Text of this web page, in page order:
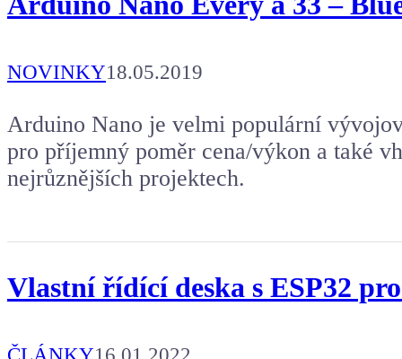
NOVINKY18.05.2019
Arduino Nano je velmi populární
pro příjemný poměr cena/výkon a také
nejrůznějších projektech.
Vlastní řídící deska s ESP32